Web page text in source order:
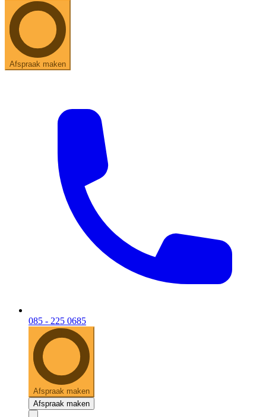
Afspraak maken
085 - 225 0685
Afspraak maken
Afspraak maken